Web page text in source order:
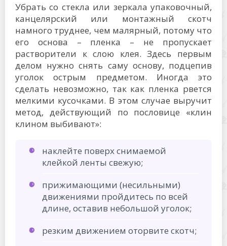
Убрать со стекла или зеркала упаковочный,
канцелярский или монтажный скотч
намного труднее, чем малярный, потому что
его основа – пленка – не пропускает
растворители к слою клея. Здесь первым
делом нужно снять саму основу, подцепив
уголок острым предметом. Иногда это
сделать невозможно, так как пленка рвется
мелкими кусочками. В этом случае выручит
метод, действующий по пословице «клин
клином выбивают»:
наклейте поверх снимаемой
клейкой ленты свежую;
прижимающими (несильными)
движениями пройдитесь по всей
длине, оставив небольшой уголок;
резким движением оторвите скотч;